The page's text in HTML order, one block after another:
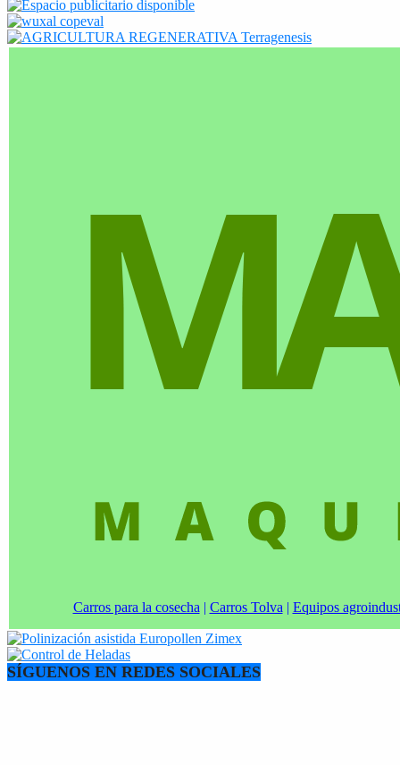
Carros para la cosecha | Carros Tolva | Equipos
SÍGUENOS EN REDES SOCIALES